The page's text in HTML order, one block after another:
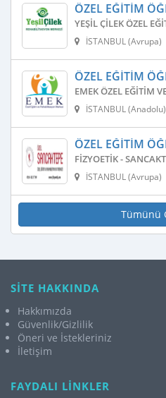
ÖZEL EĞITIM
YEŞIL ÇILEK ÖZEL
İSTANBUL (Avrupa)
ÖZEL EĞITIM
EMEK ÖZEL EĞITIM
İSTANBUL (Anadolu)
ÖZEL EĞITIM
FIZYOETIK -
İSTANBUL (Avrupa)
Tümünü
SİTE HAKKINDA
Hakkımızda
Güvenlik/Gizlilik
Öneri ve İstekleriniz
İletişim
FAYDALI LİNKLER